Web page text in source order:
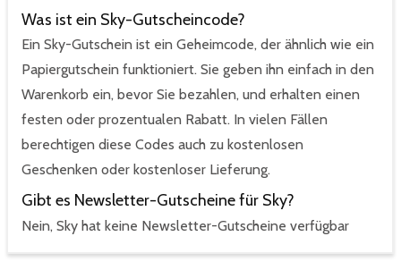
Was ist ein Sky-Gutscheincode?
Ein Sky-Gutschein ist ein Geheimcode, der ähnlich wie ein
Papiergutschein funktioniert. Sie geben ihn einfach in den
Warenkorb ein, bevor Sie bezahlen, und erhalten einen
festen oder prozentualen Rabatt. In vielen Fällen
berechtigen diese Codes auch zu kostenlosen
Geschenken oder kostenloser Lieferung.
Gibt es Newsletter-Gutscheine für Sky?
Nein, Sky hat keine Newsletter-Gutscheine verfügbar